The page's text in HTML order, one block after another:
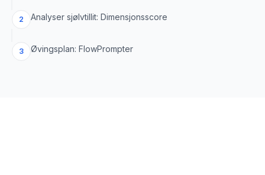
2 Analyser sjølvtillit: Dimensjonsscore
3 Øvingsplan: FlowPrompter